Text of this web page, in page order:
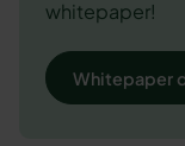
whitepaper!
Whitepaper